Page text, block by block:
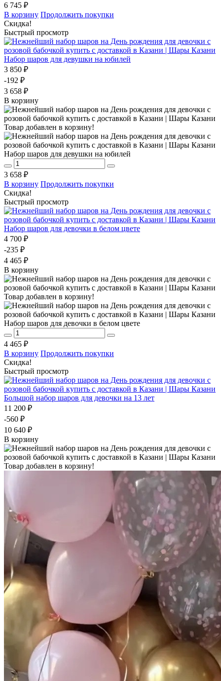
6 745 ₽
В корзину Продолжить покупки
Скидка!
Быстрый просмотр
Набор шаров для девушки на юбилей
3 850 ₽
-192 ₽
3 658 ₽
В корзину
Товар добавлен в корзину!
Набор шаров для девушки на юбилей
3 658 ₽
В корзину Продолжить покупки
Скидка!
Быстрый просмотр
Набор шаров для девочки в белом цвете
4 700 ₽
-235 ₽
4 465 ₽
В корзину
Товар добавлен в корзину!
Набор шаров для девочки в белом цвете
4 465 ₽
В корзину Продолжить покупки
Скидка!
Быстрый просмотр
Большой набор шаров для девочки на 13 лет
11 200 ₽
-560 ₽
10 640 ₽
В корзину
Товар добавлен в корзину!